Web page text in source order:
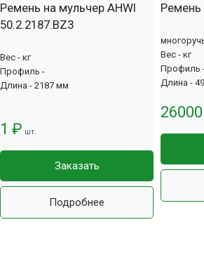
Ремень на мульчер AHWI
50.2.2187.BZ3
Вес - кг
Профиль -
Длина - 2187 мм
1 ₽ шт.
Заказать
Подробнее
Ремень
Вес - кг
Профиль
Длина -